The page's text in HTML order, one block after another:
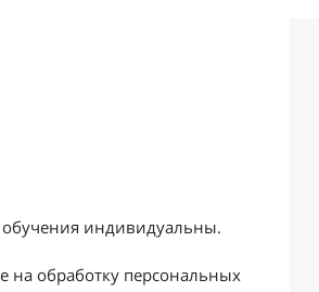
обучения индивидуальны.
на обработку персональных